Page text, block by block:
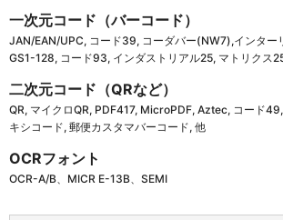
一次元コード（バーコード）
JAN/EAN/UPC, コード39, コーダバー(NW7),インター
GS1-128, コード93, インダストリアル25, マトリクス
二次元コード（QRなど）
QR, マイクロQR, PDF417, MicroPDF, Aztec, コード
キシコード, 郵便カスタマバーコード, 他
OCRフォント
OCR-A/B、MICR E-13B、SEMI